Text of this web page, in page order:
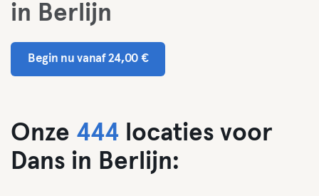
in Berlijn
Begin nu vanaf 24,00 €
Onze 444 locaties voor
Dans in Berlijn: